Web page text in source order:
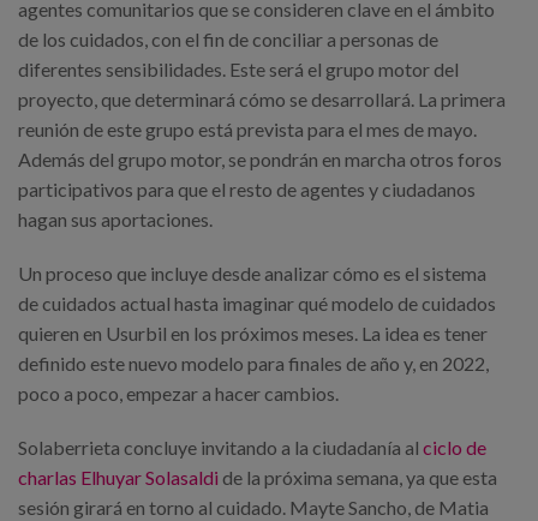
agentes comunitarios que se consideren clave en el ámbito
de los cuidados, con el fin de conciliar a personas de
diferentes sensibilidades. Este será el grupo motor del
proyecto, que determinará cómo se desarrollará. La primera
reunión de este grupo está prevista para el mes de mayo.
Además del grupo motor, se pondrán en marcha otros foros
participativos para que el resto de agentes y ciudadanos
hagan sus aportaciones.
Un proceso que incluye desde analizar cómo es el sistema
de cuidados actual hasta imaginar qué modelo de cuidados
quieren en Usurbil en los próximos meses. La idea es tener
definido este nuevo modelo para finales de año y, en 2022,
poco a poco, empezar a hacer cambios.
Solaberrieta concluye invitando a la ciudadanía al ciclo de
charlas Elhuyar Solasaldi de la próxima semana, ya que esta
sesión girará en torno al cuidado. Mayte Sancho, de Matia